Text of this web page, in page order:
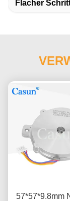
Flacher
57*57*9.8mm